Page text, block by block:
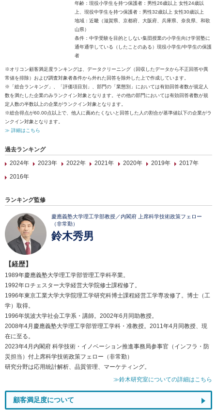
年齢：現役小学生を持つ保護者：男性26歳以上 女性24歳以
上、現役中学生を持つ保護者：男性32歳以上 女性30歳以上
地域：近畿（滋賀県、京都府、大阪府、兵庫県、奈良県、和歌
山県）
条件：中学受験を目的としない集団授業の小学生向け学習塾に
通年通学している（したことのある）現役小学生/中学生の保護
者
※オリコン顧客満足度ランキングは、データクリーニング（回収したデータから不正回答や異
常値を排除）および調査対象者条件から外れた回答を除外した上で作成しています。
※「総合ランキング」、「評価項目別」、部門の「業態別」においては有効回答者数が規定人
数を満たした企業のみランクイン対象となります。その他の部門においては有効回答者数が規
定人数の半数以上の企業がランクイン対象となります。
※総合得点が60.00点以上で、他人に薦めたくないと回答した人の割合が基準値以下の企業がラ
ンクイン対象となります。
≫ 詳細はこちら
過去ランキング
2024年
2023年 2022年 2021年 2020年 2019年
2017年
2016年
ランキング監修
慶應義塾大学理工学部教授／内閣府 上席科学技術政策フェロー
（非常勤）
鈴木秀男
【経歴】
1989年慶應義塾大学理工学部管理工学科卒業。
1992年ロチェスター大学経営大学院修士課程修了。
1996年東京工業大学大学院理工学研究科博士課程経営工学専攻修了。博士（工
学）取得。
1996年筑波大学社会工学系・講師。2002年6月同助教授。
2008年4月慶應義塾大学理工学部管理工学科・准教授。2011年4月同教授、現
在に至る。
2023年4月内閣府 科学技術・イノベーション推進事務局参事官（インフラ・防
災担当）付上席科学技術政策フェロー（非常勤）
研究分野は応用統計解析、品質管理、マーケティング。
≫鈴木研究室についての詳細はこちら
顧客満足度について